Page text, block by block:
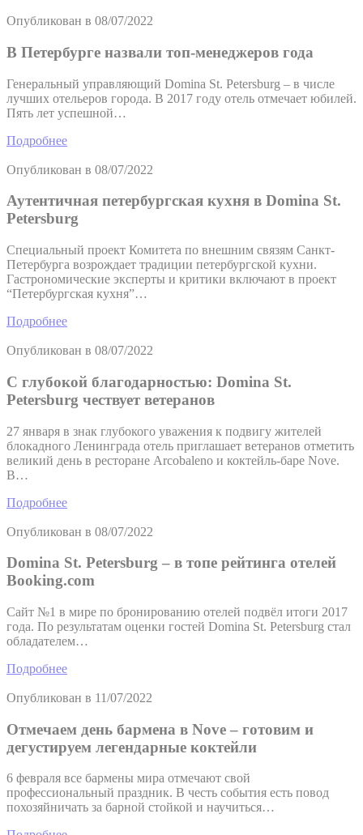
Опубликован в 08/07/2022
В Петербурге назвали топ-менеджеров года
Генеральный управляющий Domina St. Petersburg – в числе
лучших отельеров города. В 2017 году отель отмечает юбилей.
Пять лет успешной…
Подробнее
Опубликован в 08/07/2022
Аутентичная петербургская кухня в Domina St.
Petersburg
Специальный проект Комитета по внешним связям Санкт-
Петербурга возрождает традиции петербургской кухни.
Гастрономические эксперты и критики включают в проект
“Петербургская кухня”…
Подробнее
Опубликован в 08/07/2022
С глубокой благодарностью: Domina St.
Petersburg чествует ветеранов
27 января в знак глубокого уважения к подвигу жителей
блокадного Ленинграда отель приглашает ветеранов отметить
великий день в ресторане Arcobaleno и коктейль-баре Nove.
В…
Подробнее
Опубликован в 08/07/2022
Domina St. Petersburg – в топе рейтинга отелей
Booking.com
Сайт №1 в мире по бронированию отелей подвёл итоги 2017
года. По результатам оценки гостей Domina St. Petersburg стал
обладателем…
Подробнее
Опубликован в 11/07/2022
Отмечаем день бармена в Nove – готовим и
дегустируем легендарные коктейли
6 февраля все бармены мира отмечают свой
профессиональный праздник. В честь события есть повод
похозяйничать за барной стойкой и научиться…